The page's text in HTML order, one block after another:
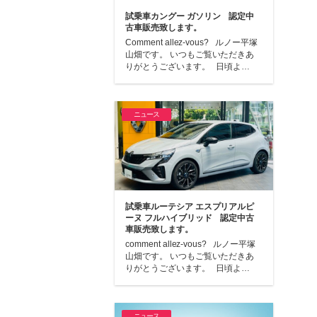
試乗車カングー ガソリン 認定中
古車販売致します。
Comment allez-vous? ルノー平塚
山畑です。 いつもご覧いただきあ
りがとうございます。 日頃よ…
ニュース
試乗車ルーテシア エスプリアルピ
ーヌ フルハイブリッド 認定中古
車販売致します。
comment allez-vous? ルノー平塚
山畑です。 いつもご覧いただきあ
りがとうございます。 日頃よ…